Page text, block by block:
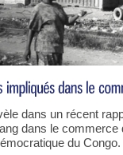
dans un récent
dans le commerce
du